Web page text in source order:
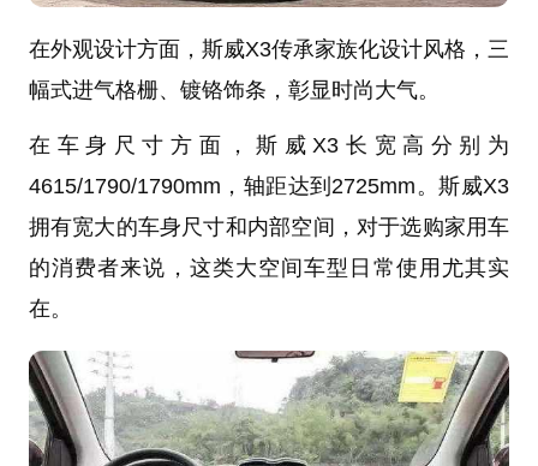
在外观设计方面，斯威X3传承家族化设计风格，三
幅式进气格栅、镀铬饰条，彰显时尚大气。
在车身尺寸方面，斯威X3长宽高分别为
4615/1790/1790mm，轴距达到2725mm。斯威X3
拥有宽大的车身尺寸和内部空间，对于选购家用车
的消费者来说，这类大空间车型日常使用尤其实
在。